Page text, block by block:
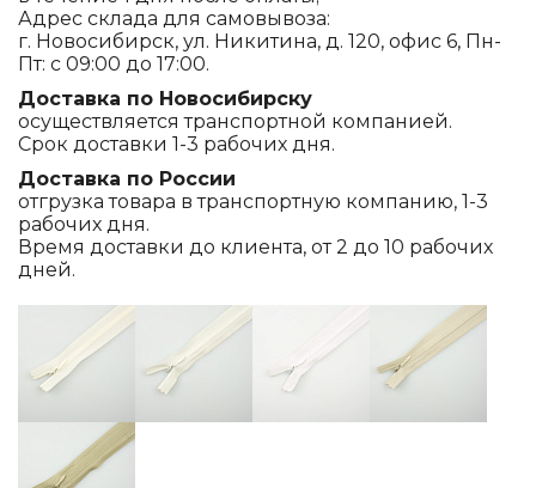
Адрес склада для самовывоза:
г. Новосибирск, ул. Никитина, д. 120, офис 6, Пн-
Пт: с 09:00 до 17:00.
Доставка по Новосибирску
осуществляется транспортной компанией.
Срок доставки 1-3 рабочих дня.
Доставка по России
отгрузка товара в транспортную компанию, 1-3
рабочих дня.
Время доставки до клиента, от 2 до 10 рабочих
дней.